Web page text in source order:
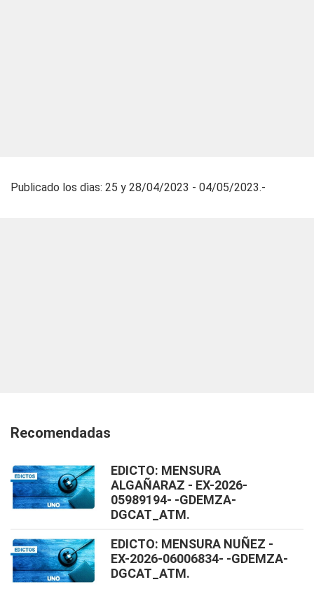
Publicado los dìas: 25 y 28/04/2023 - 04/05/2023.-
Recomendadas
EDICTO: MENSURA
ALGAÑARAZ - EX-2026-
05989194- -GDEMZA-
DGCAT_ATM.
EDICTO: MENSURA NUÑEZ -
EX-2026-06006834- -GDEMZA-
DGCAT_ATM.